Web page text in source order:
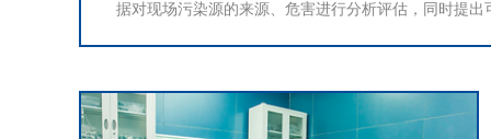
据对现场污染源的来源、危害进行分析评估，同时提出